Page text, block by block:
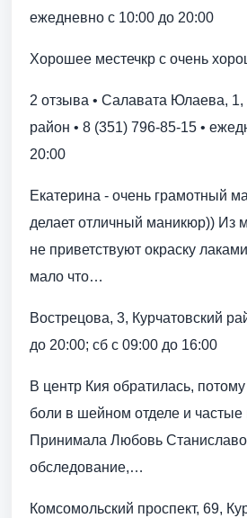
ежедневно с 10:00 до 20:00
Хорошее местечкр с очень
2 отзыва • Салавата Юлаева, 1,
район • 8 (351) 796-85-15 •
20:00
Екатерина - очень грамотный
делает отличный маникюр)) Из
не приветствуют окраску
мало что…
Вострецова, 3, Курчатовский
до 20:00; сб с 09:00 до 16:00
В центр Кия обратилась,
боли в шейном отделе и частые
Принимала Любовь
обследование,…
Комсомольский проспект, 69,